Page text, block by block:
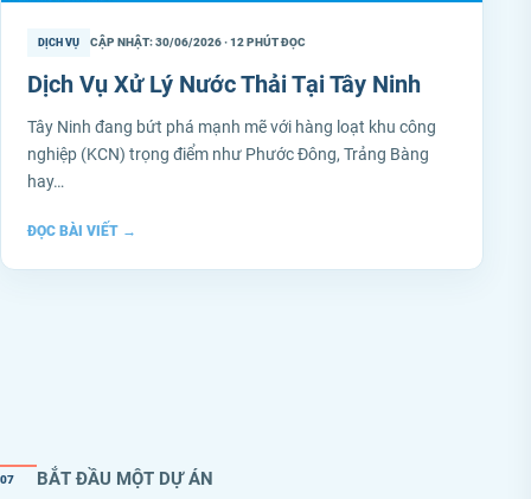
DỊCH VỤ CẬP NHẬT: 30/06/2026 · 12 PHÚT ĐỌC
Dịch Vụ Xử Lý Nước Thải Tại Tây Ninh
Tây Ninh đang bứt phá mạnh mẽ với hàng loạt khu công
nghiệp (KCN) trọng điểm như Phước Đông, Trảng Bàng
hay…
ĐỌC BÀI VIẾT →
07 BẮT ĐẦU MỘT DỰ ÁN